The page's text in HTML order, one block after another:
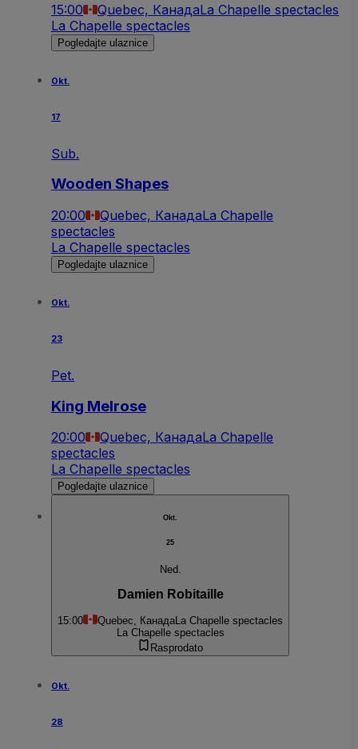
15:00 Quebec, КанадаLa Chapelle spectacles
La Chapelle spectacles
Pogledajte ulaznice
Okt.
17
Sub.
Wooden Shapes
20:00 Quebec, КанадаLa Chapelle
spectacles
La Chapelle spectacles
Pogledajte ulaznice
Okt.
23
Pet.
King Melrose
20:00 Quebec, КанадаLa Chapelle
spectacles
La Chapelle spectacles
Pogledajte ulaznice
Okt.
25
Ned.
Damien Robitaille
15:00 Quebec, КанадаLa Chapelle spectacles
La Chapelle spectacles
Rasprodato
Okt.
28